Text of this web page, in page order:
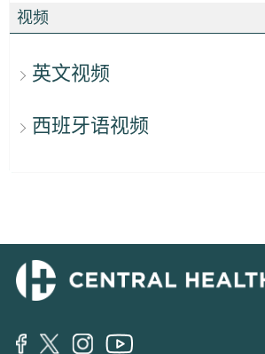
视频
英文视频
西班牙语视频